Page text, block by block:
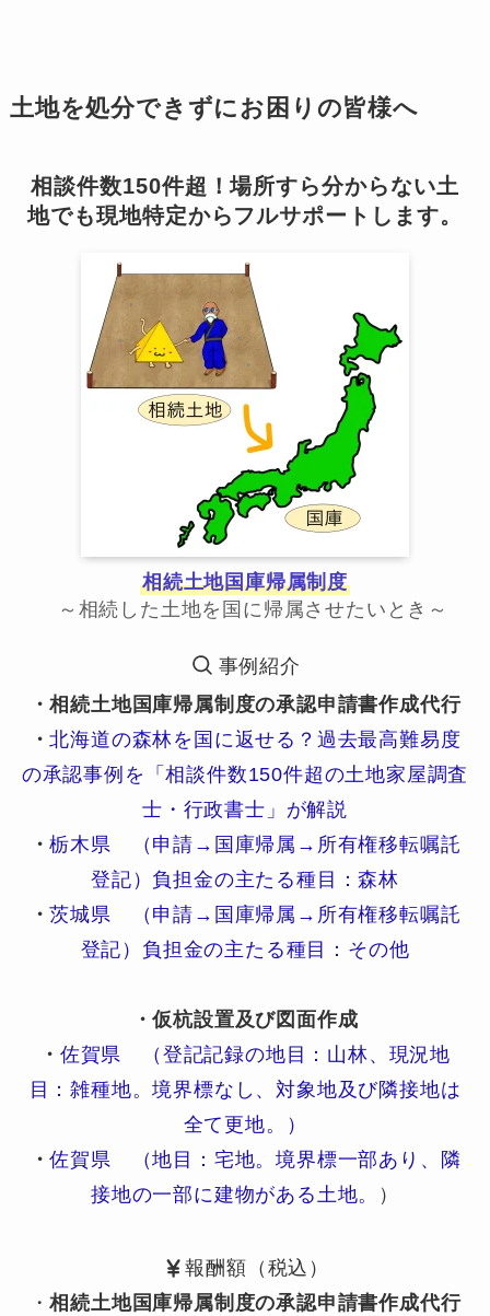
土地を処分できずにお困りの皆様へ
相談件数150件超！場所すら分からない土
地でも現地特定からフルサポートします。
相続土地国庫帰属制度
～相続した土地を国に帰属させたいとき～
事例紹介
・相続土地国庫帰属制度の承認申請書作成代行
・北海道の森林を国に返せる？過去最高難易度
の承認事例を「相談件数150件超の土地家屋調査
士・行政書士」が解説
・栃木県 （申請→国庫帰属→所有権移転嘱託
登記）負担金の主たる種目：森林
・茨城県 （申請→国庫帰属→所有権移転嘱託
登記）負担金の主たる種目：その他
・仮杭設置及び図面作成
・ 佐賀県 （登記記録の地目：山林、現況地
目：雑種地。境界標なし、対象地及び隣接地は
全て更地。）
・佐賀県 （地目：宅地。境界標一部あり、隣
接地の一部に建物がある土地。
）
報酬額（税込）
・相続土地国庫帰属制度の承認申請書作成代行